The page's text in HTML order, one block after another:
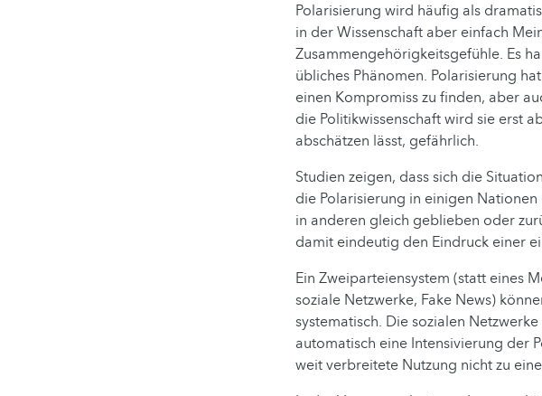
Polarisierung wird häufig als
in der Wissenschaft aber einfach
Zusammengehörigkeitsgefühle. Es
übliches Phänomen. Polarisierung
einen Kompromiss zu finden, aber
die Politikwissenschaft wird sie erst
abschätzen lässt, gefährlich.
Studien zeigen, dass sich die
die Polarisierung in einigen
in anderen gleich geblieben oder
damit eindeutig den Eindruck einer
Ein Zweiparteiensystem (statt eines
soziale Netzwerke, Fake News)
systematisch. Die sozialen
automatisch eine Intensivierung der
weit verbreitete Nutzung nicht zu